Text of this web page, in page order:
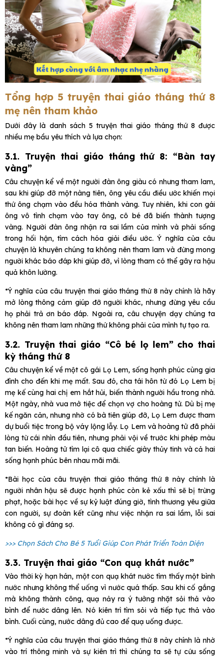
Tổng hợp 5 truyện thai giáo tháng thứ 8
mẹ nên tham khảo
Dưới đây là danh sách 5 truyện thai giáo tháng thứ 8 được
nhiều mẹ bầu yêu thích và lựa chọn:
3.1. Truyện thai giáo tháng thứ 8: “Bàn tay
vàng”
Câu chuyện kể về một người đàn ông giàu có nhưng tham lam,
sau khi giúp đỡ một nàng tiên, ông yêu cầu điều ước khiến mọi
thứ ông chạm vào đều hóa thành vàng. Tuy nhiên, khi con gái
ông vô tình chạm vào tay ông, cô bé đã biến thành tượng
vàng. Người đàn ông nhận ra sai lầm của mình và phải sống
trong hối hận, tìm cách hóa giải điều ước. Ý nghĩa của câu
chuyện là khuyên chúng ta không nên tham lam và đừng mong
người khác báo đáp khi giúp đỡ, vì lòng tham có thể gây ra hậu
quả khôn lường.
*Ý nghĩa của câu truyện thai giáo tháng thứ 8 này chính là hãy
mở lòng thông cảm giúp đỡ người khác, nhưng đừng yêu cầu
họ phải trả ơn báo đáp. Ngoài ra, câu chuyện dạy chúng ta
không nên tham lam những thứ không phải của mình tự tạo ra.
3.2. Truyện thai giáo “Cô bé lọ lem” cho thai
kỳ tháng thứ 8
Câu chuyện kể về một cô gái Lọ Lem, sống hạnh phúc cùng gia
đình cho đến khi mẹ mất. Sau đó, cha tái hôn từ đó Lọ Lem bị
mẹ kế cùng hai chị em hắt hủi, biến thành người hầu trong nhà.
Một ngày, nhà vua mở tiệc để chọn vợ cho hoàng tử. Dù bị mẹ
kế ngăn cản, nhưng nhờ có bà tiên giúp đỡ, Lọ Lem được tham
dự buổi tiệc trong bộ váy lộng lẫy. Lọ Lem và hoàng tử đã phải
lòng từ cái nhìn đầu tiên, nhưng phải vội về trước khi phép màu
tan biến. Hoàng tử tìm lại cô qua chiếc giày thủy tinh và cả hai
sống hạnh phúc bên nhau mãi mãi.
*Bài học của câu truyện thai giáo tháng thứ 8 này chính là
người nhân hậu sẽ được hạnh phúc còn kẻ xấu thì sẽ bị trừng
phạt, hoặc bài học về sự kỷ luật đúng giờ, tình thương yêu giữa
con người, sự đoàn kết cũng như việc nhận ra sai lầm, lỗi sai
không có gì đáng sợ.
>>> Chọn Sách Cho Bé 5 Tuổi Giúp Con Phát Triển Toàn Diện
3.3. Truyện thai giáo “Con quạ khát nước”
Vào thời kỳ hạn hán, một con quạ khát nước tìm thấy một bình
nước nhưng không thể uống vì nước quá thấp. Sau khi cố gắng
mà không thành công, quạ nảy ra ý tưởng nhặt sỏi thả vào
bình để nước dâng lên. Nó kiên trì tìm sỏi và tiếp tục thả vào
bình. Cuối cùng, nước dâng đủ cao để quạ uống được.
*Ý nghĩa của câu truyện thai giáo tháng thứ 8 này chính là nhờ
vào trí thông minh và sự kiên trì thì chúng ta sẽ tự cứu sống